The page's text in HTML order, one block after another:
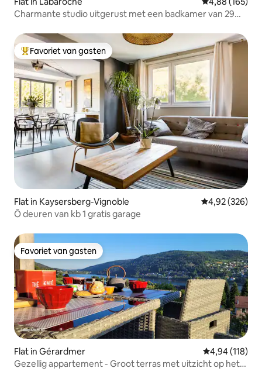
Charmante studio uitgerust met een badkamer van 29
Topfavoriet van gasten
Favoriet van gasten
Flat in Kaysersberg-Vignoble Gemiddelde
4,92 (326)
Ô deuren van kb 1 gratis garage
Favoriet van gasten
Favoriet van gasten
Flat in Gérardmer Gemiddelde
4,94 (118)
Gezellig appartement - Groot terras met uitzicht op het